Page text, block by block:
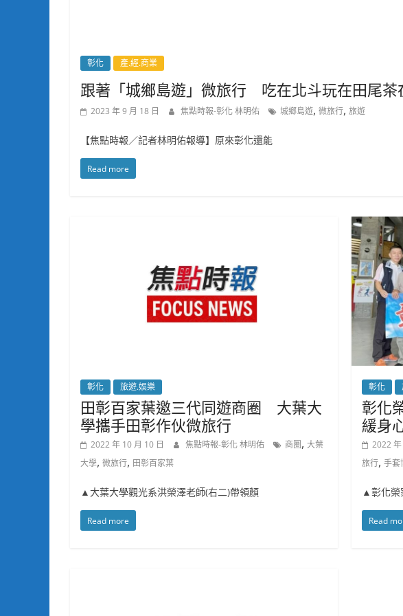
彰化 產.經.商業
跟著「城鄉島遊」微旅行 吃在北斗玩在田尾茶
2023 年 9 月 18 日 焦點時報-彰化 林明佑 城鄉島遊, 微旅行, 旅遊
【焦點時報／記者林明佑報導】原來彰化還能
Read more
彰化 旅遊.娛樂
田彰百家葉邀三代同遊商圈 大葉大
學攜手田彰作伙微旅行
2022 年 10 月 10 日 焦點時報-彰化 林明佑 商圈, 大葉
大學, 微旅行, 田彰百家葉
▲大葉大學觀光系洪榮澤老師(右二)帶領顏
Read more
彰化
彰化
緩身
2022 年
旅行,手套
▲彰化榮
Read